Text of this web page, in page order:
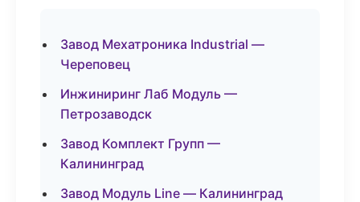
Завод Мехатроника Industrial —
Череповец
Инжиниринг Лаб Модуль —
Петрозаводск
Завод Комплект Групп —
Калининград
Завод Модуль Line — Калининград